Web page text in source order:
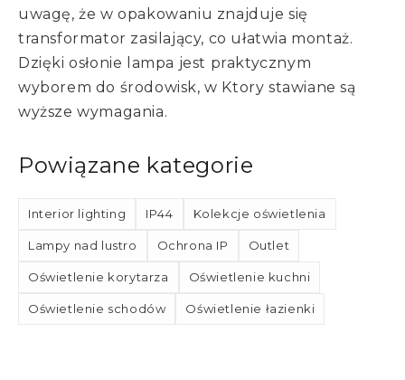
uwagę, że w opakowaniu znajduje się
transformator zasilający, co ułatwia montaż.
Dzięki osłonie lampa jest praktycznym
wyborem do środowisk, w Ktory stawiane są
wyższe wymagania.
Powiązane kategorie
Interior lighting IP44 Kolekcje oświetlenia
Lampy nad lustro Ochrona IP Outlet
Oświetlenie korytarza Oświetlenie kuchni
Oświetlenie schodów Oświetlenie łazienki